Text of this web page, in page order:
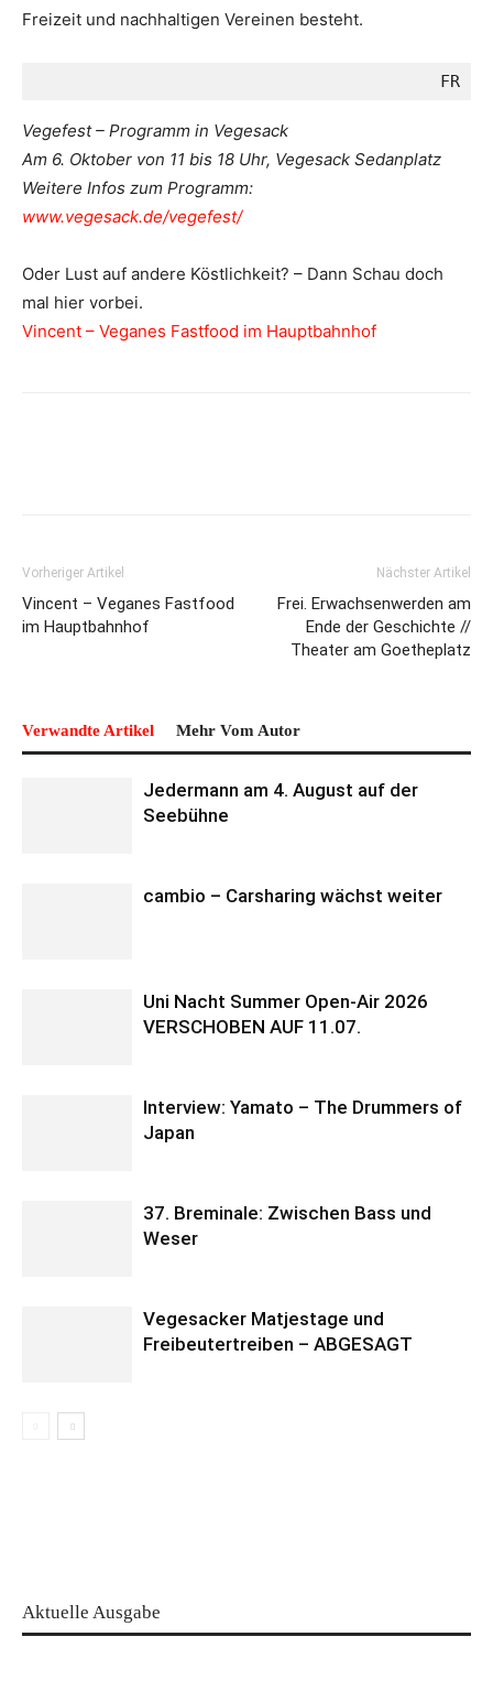
Freizeit und nachhaltigen Vereinen besteht.
FR
Vegefest – Programm in Vegesack
Am 6. Oktober von 11 bis 18 Uhr, Vegesack Sedanplatz
Weitere Infos zum Programm:
www.vegesack.de/vegefest/
Oder Lust auf andere Köstlichkeit? – Dann Schau doch
mal hier vorbei.
Vincent – Veganes Fastfood im Hauptbahnhof
Vorheriger Artikel
Vincent – Veganes Fastfood
im Hauptbahnhof
Nächster Artikel
Frei. Erwachsenwerden am
Ende der Geschichte //
Theater am Goetheplatz
Verwandte Artikel Mehr Vom Autor
Jedermann am 4. August auf der
Seebühne
cambio – Carsharing wächst weiter
Uni Nacht Summer Open-Air 2026
VERSCHOBEN AUF 11.07.
Interview: Yamato – The Drummers of
Japan
37. Breminale: Zwischen Bass und
Weser
Vegesacker Matjestage und
Freibeutertreiben – ABGESAGT
Aktuelle Ausgabe